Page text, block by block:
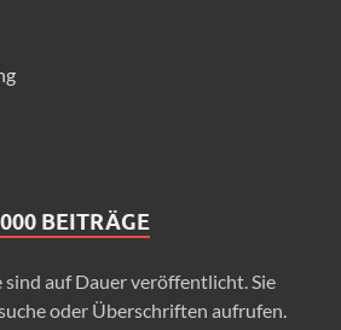
BEITRÄGE
sind auf Dauer veröffentlicht. Sie
oder Überschriften aufrufen.